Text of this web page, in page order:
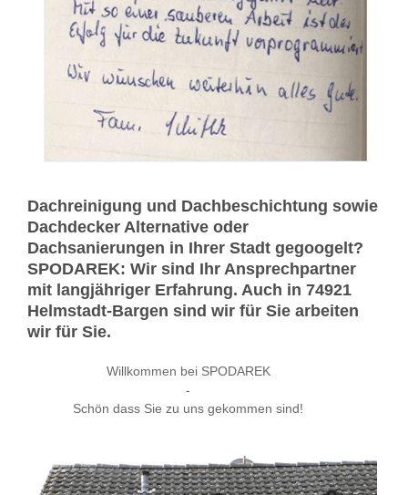
Dachreinigung und Dachbeschichtung sowie
Dachdecker Alternative oder
Dachsanierungen in Ihrer Stadt gegoogelt?
SPODAREK: Wir sind Ihr Ansprechpartner
mit langjähriger Erfahrung. Auch in 74921
Helmstadt-Bargen sind wir für Sie arbeiten
wir für Sie.
Willkommen bei SPODAREK
-
Schön dass Sie zu uns gekommen sind!